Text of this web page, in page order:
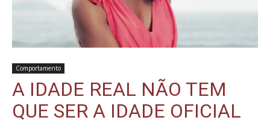
Comportamento
A IDADE REAL NÃO TEM
QUE SER A IDADE OFICIAL